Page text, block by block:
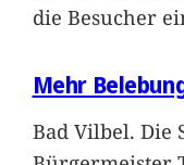
die Besucher
Mehr
Bad Vilbel. Die